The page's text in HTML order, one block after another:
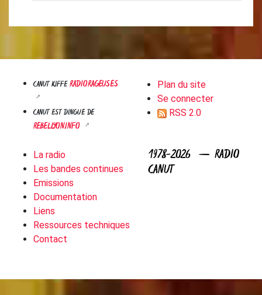
CANUT KIFFERADIORAGEUSES
CANUT EST DINGUE DE
REBELLYON.INFO
Plan du site
Se connecter
RSS 2.0
La radio
Les bandes continues
Emissions
Documentation
Liens
Ressources techniques
Contact
1978-2026 — RADIO
CANUT